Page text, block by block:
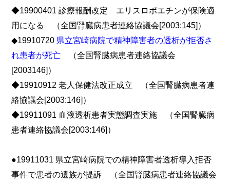
◆19900401 診療報酬改定 エリスロポエチンが保険適
用になる （全国腎臓病患者連絡協議会[2003:145]）
◆19910720 県立宮崎病院で精神障害者の透析が拒否さ
れ患者が死亡 （全国腎臓病患者連絡協議会
[2003146]）
◆19910912 老人保健法改正成立 （全国腎臓病患者連
絡協議会[2003:146]）
◆19911091 血液透析患者実態調査実施 （全国腎臓病
患者連絡協議会[2003:146]）
●19911031 県立宮崎病院での精神障害者透析導入拒否
事件で患者の遺族が提訴 （全国腎臓病患者連絡協議会